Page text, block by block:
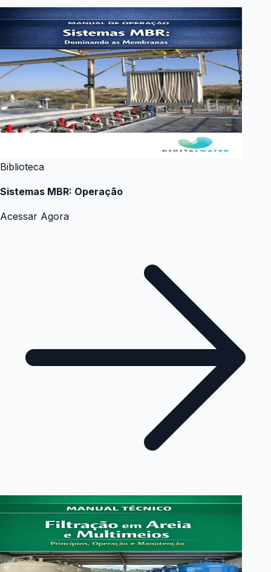
Biblioteca
Sistemas MBR: Operação
Acessar Agora